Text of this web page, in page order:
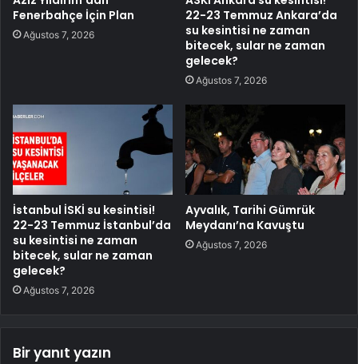
Fenerbahçe İçin Plan
Ağustos 7, 2026
22-23 Temmuz Ankara’da
su kesintisi ne zaman
bitecek, sular ne zaman
gelecek?
Ağustos 7, 2026
İstanbul İSKİ su kesintisi!
22-23 Temmuz İstanbul’da
su kesintisi ne zaman
bitecek, sular ne zaman
gelecek?
Ağustos 7, 2026
Ayvalık, Tarihi Gümrük
Meydanı’na Kavuştu
Ağustos 7, 2026
Bir yanıt yazın